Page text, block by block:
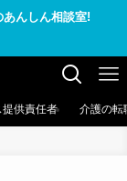
あんしん相談室!
提供責任者 介護の転